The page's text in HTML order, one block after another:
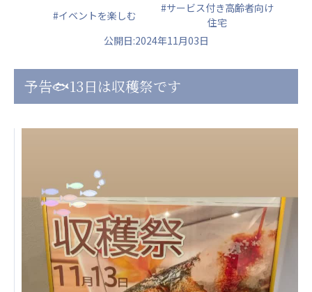
株式会社 サンガジャパン
株式会社Genkiリレーションズ
一般社団法人 日本高齢者福祉協会
爽やかな風 那覇エリア
社会福祉法人 共生会
特別養護老人ホーム 共生の家
株式会社 アジアメデカ元気事業団
アジアメデカ元気事業団
#イベントを楽しむ
#サービス付き高齢者向け
住宅
公開日:2024年11月03日
予告🐟13日は収穫祭です